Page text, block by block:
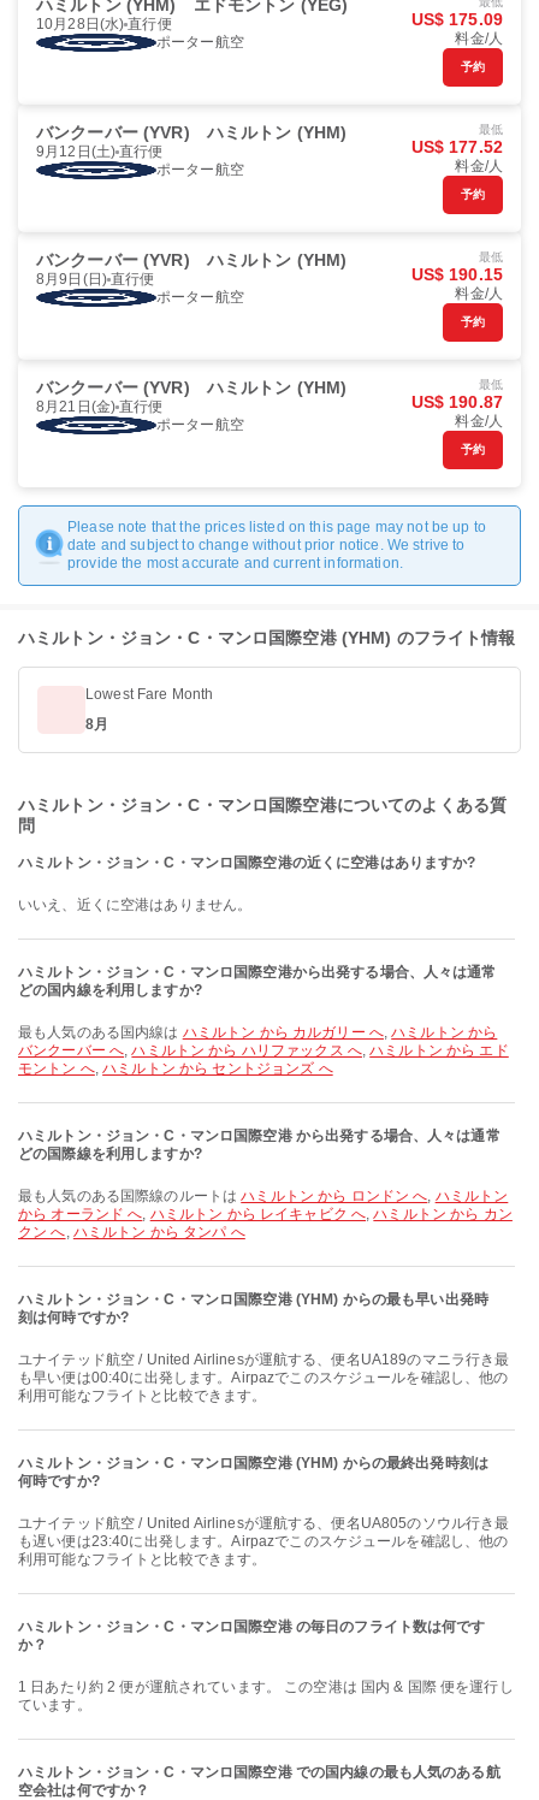
ハミルトン (YHM) エドモントン (YEG)
10月28日(水) 直行便
ポーター航空
US$ 175.09
料金/人
予約
バンクーバー (YVR) ハミルトン (YHM)
9月12日(土) 直行便
ポーター航空
最低
US$ 177.52
料金/人
予約
バンクーバー (YVR) ハミルトン (YHM)
8月9日(日) 直行便
ポーター航空
最低
US$ 190.15
料金/人
予約
バンクーバー (YVR) ハミルトン (YHM)
8月21日(金) 直行便
ポーター航空
最低
US$ 190.87
料金/人
予約
Please note that the prices listed on this page may not be up to
date and subject to change without prior notice. We strive to
provide the most accurate and current information.
ハミルトン・ジョン・C・マンロ国際空港 (YHM) のフライト情報
Lowest Fare Month
8月
ハミルトン・ジョン・C・マンロ国際空港についてのよくある質
問
ハミルトン・ジョン・C・マンロ国際空港の近くに空港はありますか?
いいえ、近くに空港はありません。
ハミルトン・ジョン・C・マンロ国際空港から出発する場合、人々は通常
どの国内線を利用しますか?
最も人気のある国内線は ハミルトン から カルガリー へ,ハミルトン から
バンクーバー へ,ハミルトン から ハリファックス へ,ハミルトン から エド
モントン へ,ハミルトン から セントジョンズ へ
ハミルトン・ジョン・C・マンロ国際空港 から出発する場合、人々は通常
どの国際線を利用しますか?
最も人気のある国際線のルートはハミルトン から ロンドン へ, ハミルトン
から オーランド へ, ハミルトン から レイキャビク へ,ハミルトン から カン
クン へ, ハミルトン から タンパ へ
ハミルトン・ジョン・C・マンロ国際空港 (YHM) からの最も早い出発時
刻は何時ですか?
ユナイテッド航空 / United Airlinesが運航する、便名UA189のマニラ行き最
も早い便は00:40に出発します。Airpazでこのスケジュールを確認し、他の
利用可能なフライトと比較できます。
ハミルトン・ジョン・C・マンロ国際空港 (YHM) からの最終出発時刻は
何時ですか?
ユナイテッド航空 / United Airlinesが運航する、便名UA805のソウル行き最
も遅い便は23:40に出発します。Airpazでこのスケジュールを確認し、他の
利用可能なフライトと比較できます。
ハミルトン・ジョン・C・マンロ国際空港 の毎日のフライト数は何です
か？
1 日あたり約 2 便が運航されています。 この空港は 国内 & 国際 便を運行し
ています。
ハミルトン・ジョン・C・マンロ国際空港 での国内線の最も人気のある航
空会社は何ですか？